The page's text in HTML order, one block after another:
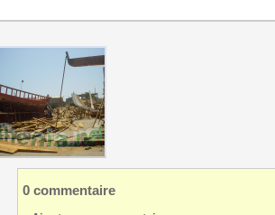
0 commentaire